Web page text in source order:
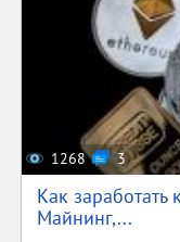
1268 3
Как заработать
Майнинг,...